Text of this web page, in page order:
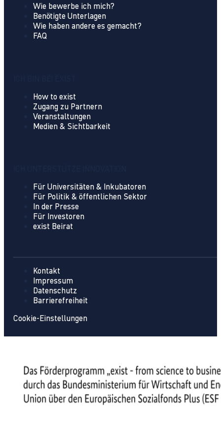
Wie bewerbe ich mich?
Benötigte Unterlagen
Wie haben andere es gemacht?
FAQ
How to exist
Zugang zu Partnern
Veranstaltungen
Medien & Sichtbarkeit
Für Universitäten & Inkubatoren
Für Politik & öffentlichen Sektor
In der Presse
Für Investoren
exist Beirat
Kontakt
Impressum
Datenschutz
Barrierefreiheit
Cookie-Einstellungen